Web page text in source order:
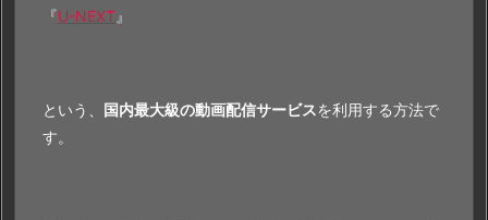
『U-NEXT』
という、 国内最大級の動画配信サービスを利用する方法で
す。